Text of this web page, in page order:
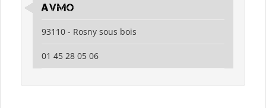
AVMO
93110 - Rosny sous bois
01 45 28 05 06